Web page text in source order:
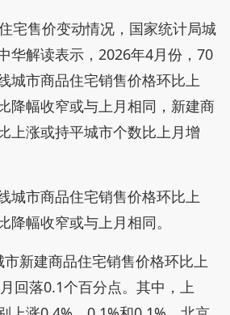
宅售价变动情况，国家统计局城
华解读表示，2026年4月份，70
城市商品住宅销售价格环比上
降幅收窄或与上月相同，新建商
上涨或持平城市个数比上月增
城市商品住宅销售价格环比上
降幅收窄或与上月相同。
新建商品住宅销售价格环比上
回落0.1个百分点。其中，上